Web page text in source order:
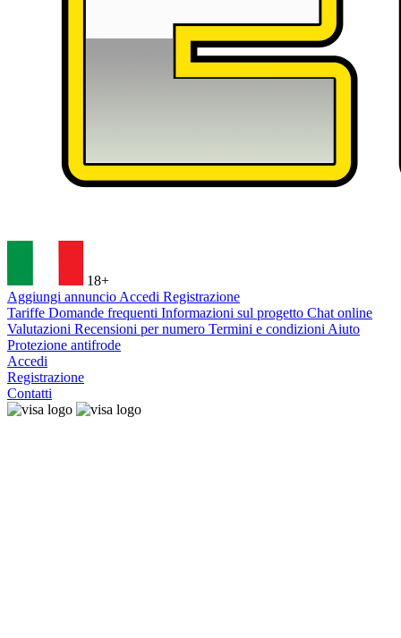
18+
Aggiungi annuncio Accedi Registrazione
Tariffe Domande frequenti Informazioni sul progetto Chat online
Valutazioni Recensioni per numero Termini e condizioni Aiuto
Protezione antifrode
Accedi
Registrazione
Contatti